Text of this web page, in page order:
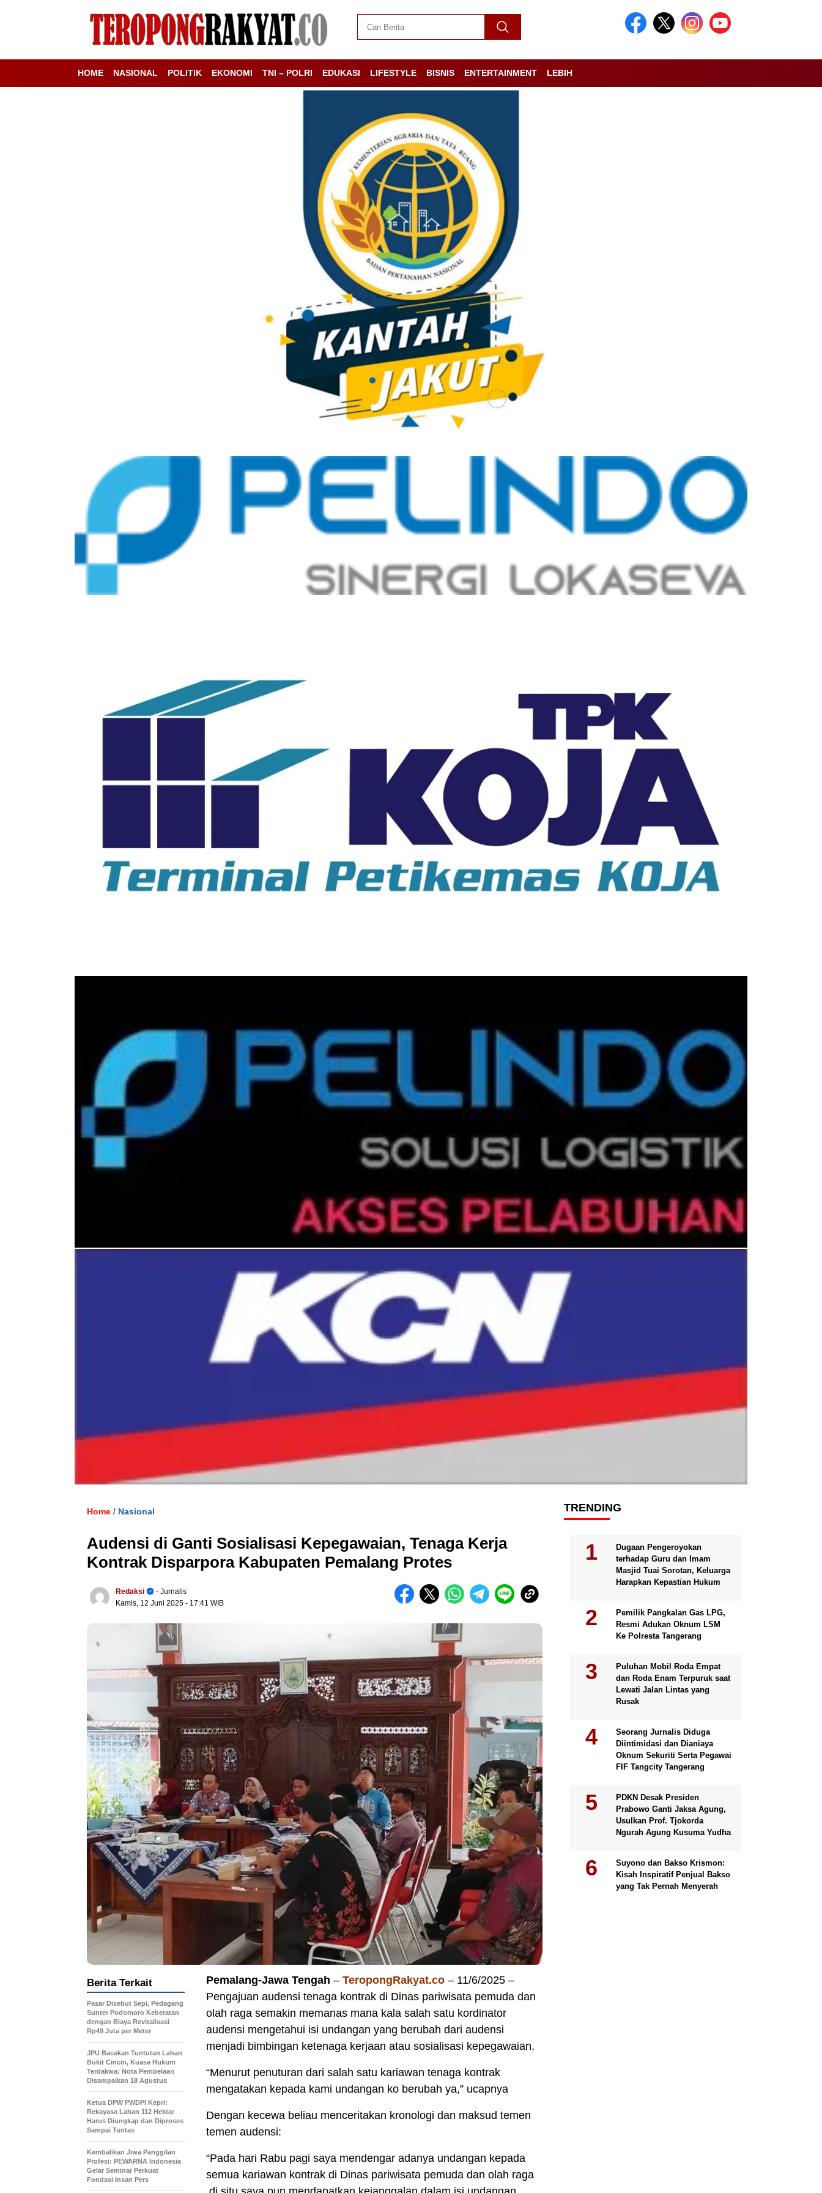
HOME NASIONAL POLITIK EKONOMI TNI – POLRI EDUKASI LIFESTYLE BISNIS ENTERTAINMENT LEBIH
Home / Nasional
Audensi di Ganti Sosialisasi Kepegawaian, Tenaga Kerja
Kontrak Disparpora Kabupaten Pemalang Protes
Redaksi
- Jurnalis
Kamis, 12 Juni 2025 - 17:41 WIB
Pemalang-Jawa Tengah – TeropongRakyat.co – 11/6/2025 –
Pengajuan audensi tenaga kontrak di Dinas pariwisata pemuda dan
olah raga semakin memanas mana kala salah satu kordinator
audensi mengetahui isi undangan yang berubah dari audensi
menjadi bimbingan ketenaga kerjaan atau sosialisasi kepegawaian.
“Menurut penuturan dari salah satu kariawan tenaga kontrak
mengatakan kepada kami undangan ko berubah ya,” ucapnya
Dengan kecewa beliau menceritakan kronologi dan maksud temen
temen audensi:
“Pada hari Rabu pagi saya mendengar adanya undangan kepada
semua kariawan kontrak di Dinas pariwisata pemuda dan olah raga
Berita Terkait
Pasar Disebut Sepi, Pedagang
Sunter Podomoro Keberatan
dengan Biaya Revitalisasi
Rp49 Juta per Meter
JPU Bacakan Tuntutan Lahan
Bukit Cincin, Kuasa Hukum
Terdakwa: Nota Pembelaan
Disampaikan 18 Agustus
Ketua DPW PWDPI Kepri:
Rekayasa Lahan 112 Hektar
Harus Diungkap dan Diproses
Sampai Tuntas
Kembalikan Jiwa Panggilan
Profesi: PEWARNA Indonesia
Gelar Seminar Perkuat
Fondasi Insan Pers
TRENDING
Dugaan Pengeroyokan
terhadap Guru dan Imam
Masjid Tuai Sorotan, Keluarga
Harapkan Kepastian Hukum
Pemilik Pangkalan Gas LPG,
Resmi Adukan Oknum LSM
Ke Polresta Tangerang
Puluhan Mobil Roda Empat
dan Roda Enam Terpuruk saat
Lewati Jalan Lintas yang
Rusak
Seorang Jurnalis Diduga
Diintimidasi dan Dianiaya
Oknum Sekuriti Serta Pegawai
FIF Tangcity Tangerang
PDKN Desak Presiden
Prabowo Ganti Jaksa Agung,
Usulkan Prof. Tjokorda
Ngurah Agung Kusuma Yudha
Suyono dan Bakso Krismon:
Kisah Inspiratif Penjual Bakso
yang Tak Pernah Menyerah